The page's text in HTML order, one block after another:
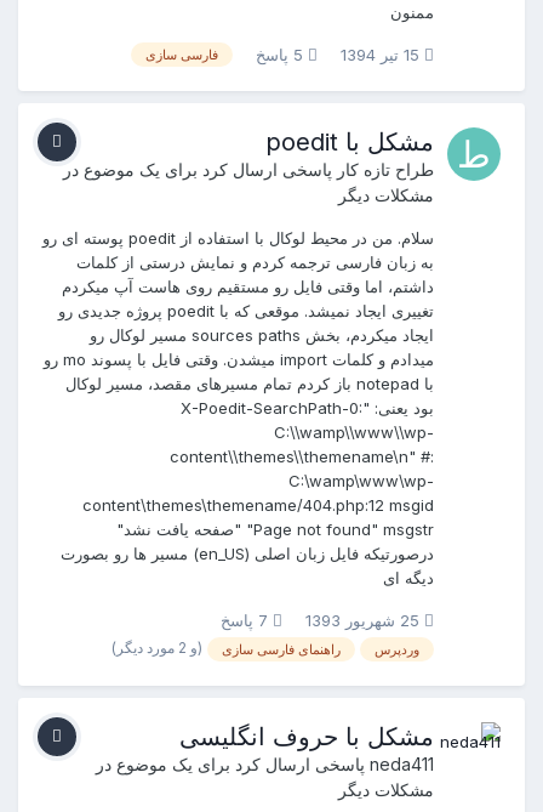
ممنون
15 تیر 1394 فارسی سازی
مشکل با poedit
طراح تازه کار پاسخی ارسال کرد برای یک موضوع در
مشکلات دیگر
سلام. من در محیط لوکال با استفاده از poedit پوسته ای رو
به زبان فارسی ترجمه کردم و نمایش درستی از کلمات
داشتم، اما وقتی فایل رو مستقیم روی هاست آپ میکردم
تغییری ایجاد نمیشد. موقعی که با poedit پروژه جدیدی رو
ایجاد میکردم، بخش sources paths مسیر لوکال رو
میدادم و کلمات import میشدن. وقتی فایل با پسوند mo رو
با notepad باز کردم تمام مسیرهای مقصد، مسیر لوکال
بود یعنی: "X-Poedit-SearchPath-0:
C:\\wamp\\www\\wp-
content\\themes\\themename\n" #:
C:\wamp\www\wp-
content\themes\themename/404.php:12 msgid
"Page not found" msgstr "صفحه یافت نشد"
درصورتیکه فایل زبان اصلی (en_US) مسیر ها رو بصورت
دیگه ای
25 شهریور 1393
وردپرس راهنمای فارسی سازی (و 2 مورد دیگر)
مشکل با حروف انگلیسی
neda411 پاسخی ارسال کرد برای یک موضوع در
مشکلات دیگر